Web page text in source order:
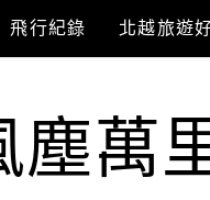
飛行紀錄 北越旅遊
塵萬